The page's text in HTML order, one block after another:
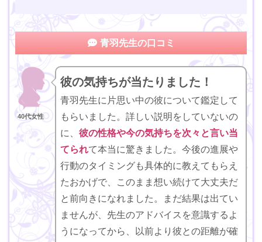
青羽先生の口コミ
40代女性
彼の気持ちが当たりました！
青羽先生に片思い中の彼について鑑定して
もらいました。詳しい説明をしていないの
に、彼の性格や今の気持ちを次々と言い当
てられて本当に驚きました。今後の進展や
行動のタイミングも具体的に教えてもらえ
たおかげで、このまま想い続けて大丈夫だ
と前向きになれました。まだ結果は出てい
ませんが、先生のアドバイスを意識するよ
うになってから、以前より彼との距離が確